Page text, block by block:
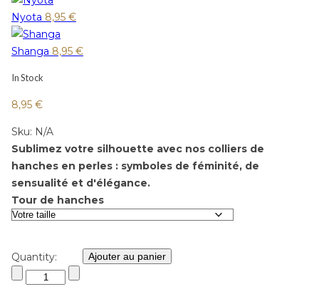
Nyota 8,95 €
Shanga 8,95 €
In Stock
8,95 €
Sku: N/A
Sublimez votre silhouette avec nos colliers de
hanches en perles : symboles de féminité, de
sensualité et d'élégance.
Tour de hanches
Quantity: Ajouter au panier